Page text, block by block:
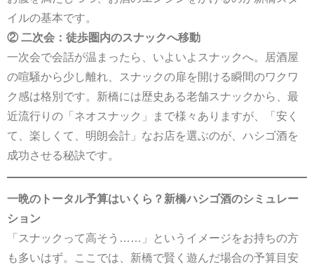
イルの基本です。
② 二次会：徒歩圏内のスナックへ移動
一次会で会話が温まったら、いよいよスナックへ。居酒屋
の喧騒から少し離れ、スナックの扉を開ける瞬間のワクワ
ク感は格別です。新橋には歴史ある老舗スナックから、最
近流行りの「ネオスナック」まで様々ありますが、「安く
て、楽しくて、明朗会計」なお店を選ぶのが、ハシゴ酒を
成功させる秘訣です。
一晩のトータル予算はいくら？新橋ハシゴ酒のシミュレー
ション
「スナックって高そう……」というイメージをお持ちの方
も多いはず。ここでは、新橋で賢く遊んだ場合の予算目安